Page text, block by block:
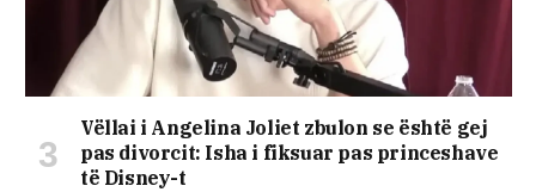
Vëllai i Angelina Joliet zbulon se është gej
pas divorcit: Isha i fiksuar pas princeshave
të Disney-t